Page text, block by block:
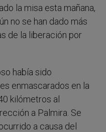
la misa esta mañana,
no se han dado más
de la liberación por
había sido
enmascarados en la
kilómetros al
a Palmira. Se
a causa del